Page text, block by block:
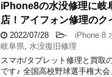
iPhone8の水没修理に岐
店！アイフォン修理のク
2022/07/28 - iPhone 8
岐阜県, 水没復旧修理
スマホ/タブレット修理と買取
です♪ 全国高校野球選手権大